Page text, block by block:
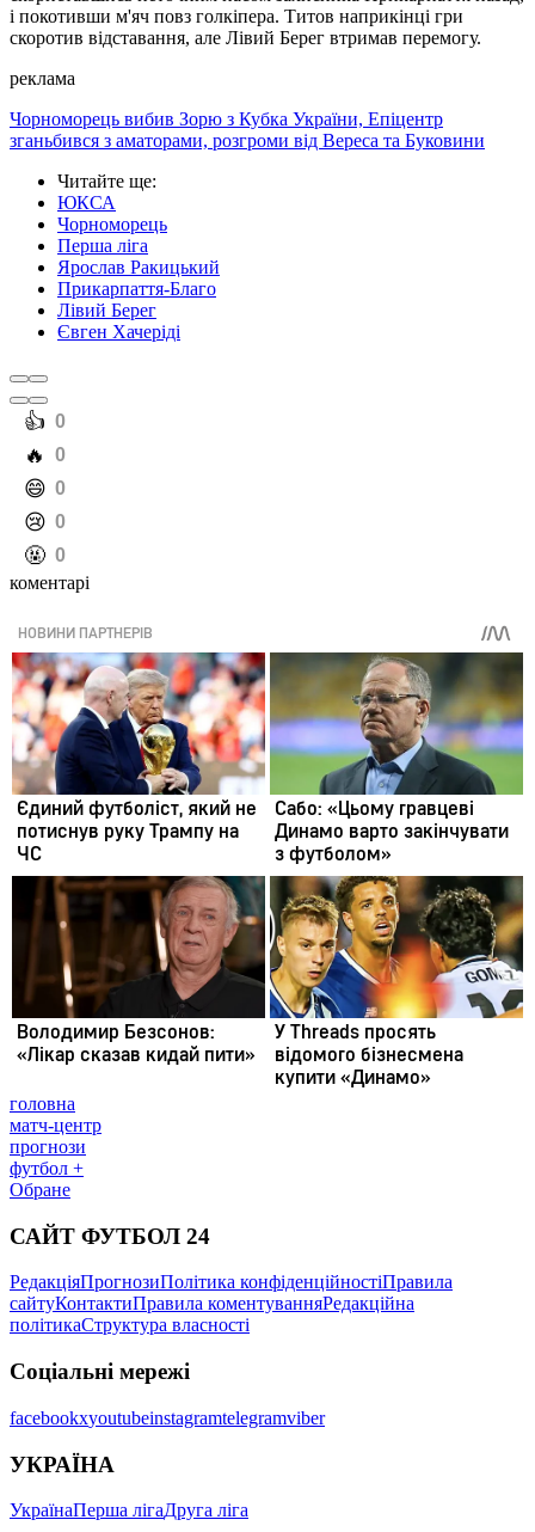
і покотивши м'яч повз голкіпера. Титов наприкінці гри
скоротив відставання, але Лівий Берег втримав перемогу.
реклама
Чорноморець вибив Зорю з Кубка України, Епіцентр
зганьбився з аматорами, розгроми від Вереса та Буковини
Читайте ще:
ЮКСА
Чорноморець
Перша ліга
Ярослав Ракицький
Прикарпаття-Благо
Лівий Берег
Євген Хачеріді
️👍 0
️🔥 0
️😄 0
️😢 0
️🤬 0
коментарі
головна
матч-центр
прогнози
футбол +
Обране
САЙТ ФУТБОЛ 24
РедакціяПрогнозиПолітика конфіденційностіПравила
сайтуКонтактиПравила коментуванняРедакційна
політикаСтруктура власності
Соціальні мережі
facebookxyoutubeinstagramtelegramviber
УКРАЇНА
УкраїнаПерша лігаДруга ліга